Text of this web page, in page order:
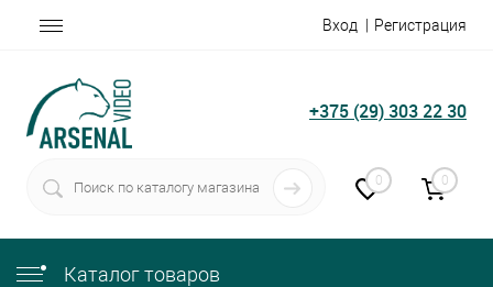
Вход Регистрация
+375 (29) 303 22 30
0 0
Каталог товаров